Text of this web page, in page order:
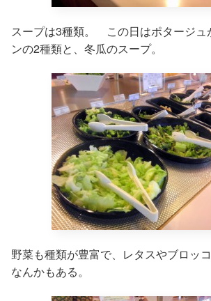
スープは3種類。 この日はポタージュ
ンの2種類と、冬瓜のスープ。
野菜も種類が豊富で、レタスやブロッ
なんかもある。